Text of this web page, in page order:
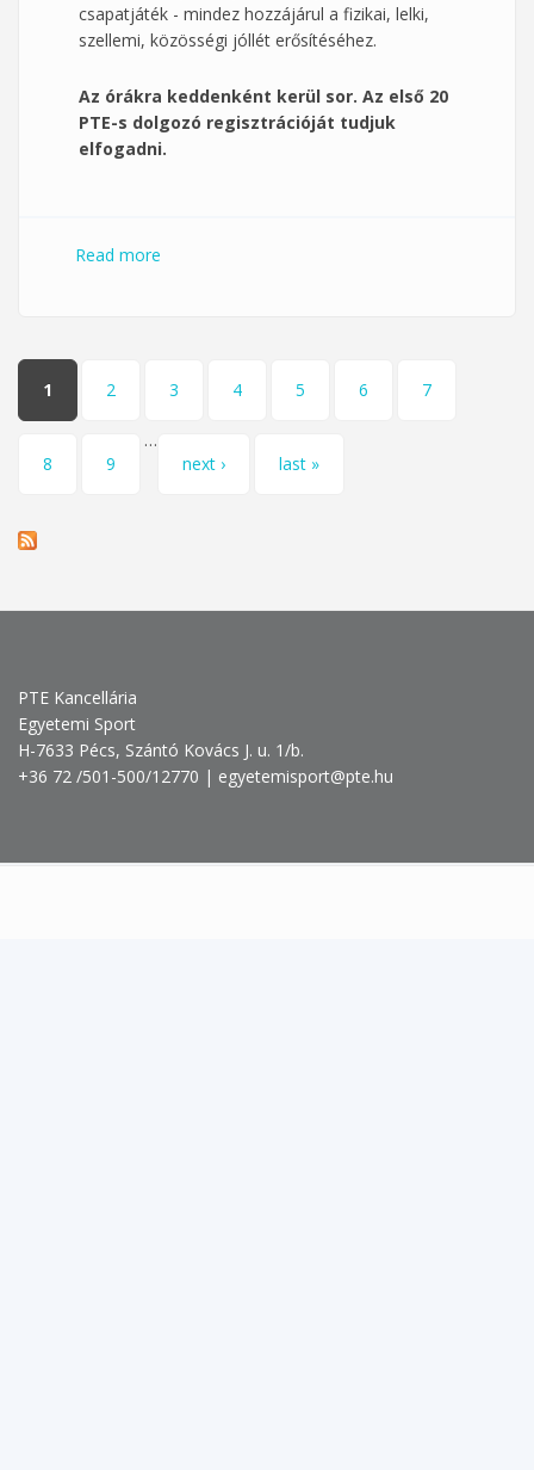
csapatjáték - mindez hozzájárul a fizikai, lelki,
szellemi, közösségi jóllét erősítéséhez.
Az órákra keddenként kerül sor. Az első 20
PTE-s dolgozó regisztrációját tudjuk
elfogadni.
Read more
Pages
1 2 3 4 5 6 7
8 9
…
next ›
last »
PTE Kancellária
Egyetemi Sport
H-7633 Pécs, Szántó Kovács J. u. 1/b.
+36 72 /501-500/12770 | egyetemisport@pte.hu